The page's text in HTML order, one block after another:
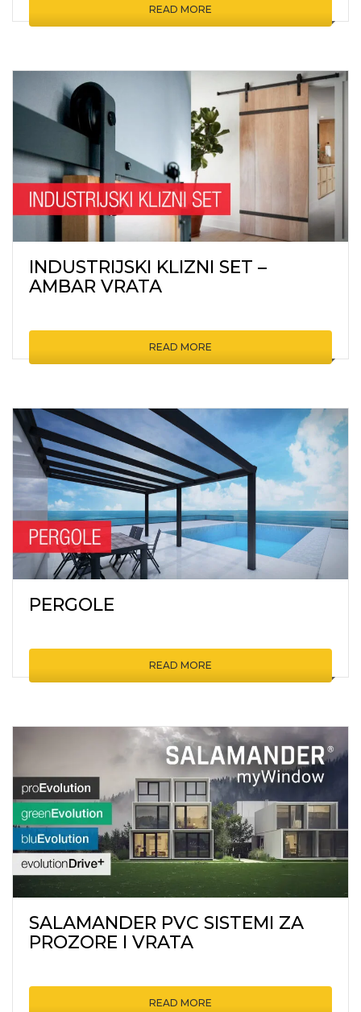
READ MORE
INDUSTRIJSKI KLIZNI SET –
AMBAR VRATA
READ MORE
PERGOLE
READ MORE
SALAMANDER PVC SISTEMI ZA
PROZORE I VRATA
READ MORE